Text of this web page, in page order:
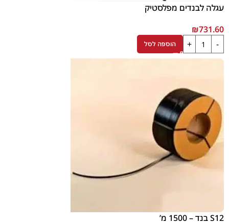
עגלה לבנדים מפלסטיק
₪731.60
הוספה לסל
S12 בנד – 1500 מ’